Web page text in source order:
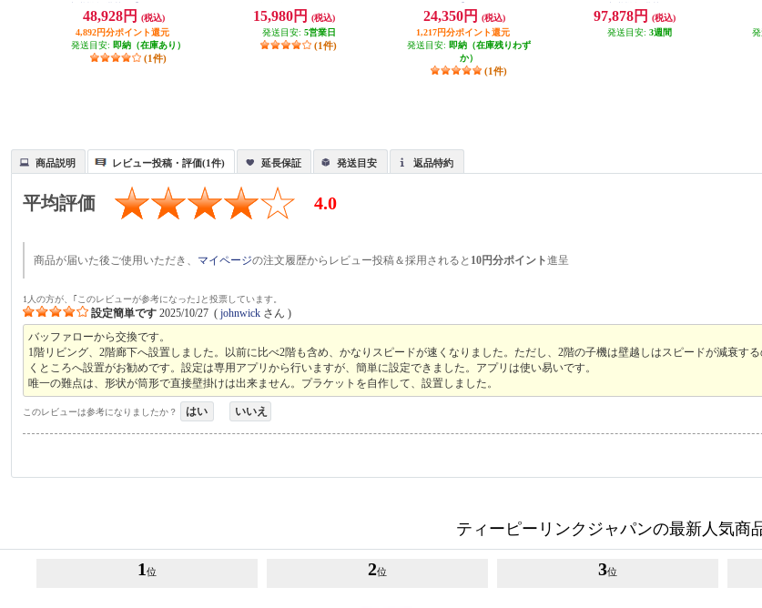
PA7200D8BE
48,928円
(税込)
4,892円分ポイント還元
発送目安: 即納（在庫あり）
(1件)
H
15,980円
(税込)
発送目安: 5営業日
(1件)
2S
24,350円
(税込)
1,217円分ポイント還元
発送目安: 即納（在庫残りわず
か）
(1件)
合】PA-19000T12BE PA19000T12B
E
97,878円
(税込)
発送目安: 3週間
線
商品説明 レビュー投稿・評価(1件) 延長保証 発送目安 返品特約
平均評価 4.0
商品が届いた後ご使用いただき、 マイページの注文履歴からレビュー投稿＆採用されると 10円分ポイント進呈
1人の方が、｢このレビューが参考になった｣と投票しています。
設定簡単です 2025/10/27 (johnwick さん )
バッファローから交換です。
1階リビング、2階廊下へ設置しました。以前に比べ2階も含め、かなりスピードが速くなりました。ただし、2階の子機は壁越しはスピードが減衰す
くところへ設置がお勧めです。設定は専用アプリから行いますが、簡単に設定できました。アプリは使い易いです。
唯一の難点は、形状が筒形で直接壁掛けは出来ません。プラケットを自作して、設置しました。
このレビューは参考になりましたか？ はい いいえ
ティーピーリンクジャパンの最新人気商
1 位 2位 3位